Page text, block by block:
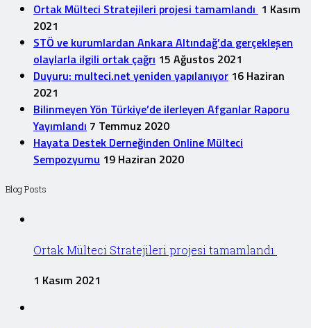
Ortak Mülteci Stratejileri projesi tamamlandı 1 Kasım
2021
STÖ ve kurumlardan Ankara Altındağ’da gerçekleşen
olaylarla ilgili ortak çağrı 15 Ağustos 2021
Duyuru: multeci.net yeniden yapılanıyor 16 Haziran
2021
Bilinmeyen Yön Türkiye’de ilerleyen Afganlar Raporu
Yayımlandı 7 Temmuz 2020
Hayata Destek Derneğinden Online Mülteci
Sempozyumu 19 Haziran 2020
Blog Posts
Ortak Mülteci Stratejileri projesi tamamlandı
1 Kasım 2021